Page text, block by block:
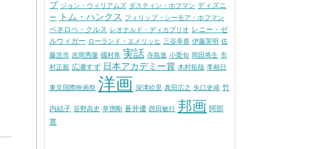
プ ジョン・ウィリアムズ ダスティン・ホフマン ディズニ
ー
トム・ハンクス フィリップ・シーモア・ホフマン
ペネロペ・クルス レオナルド・ディカプリオ レニー・ゼ
ルウィガー ローランド・エメリッヒ 三谷幸喜 伊藤英明 佐
藤浩市 吉岡秀隆 國村隼 実話 寺島進 小栗旬 岡田将生 市
村正親 広瀬すず 日本アカデミー賞 木村拓哉 李相日
東京国際映画祭 洋画 深津絵里 真田広之 矢口史靖 竹
内結子 笹野高史 草彅剛 蒼井優 西田敏行 邦画 阿部
寛